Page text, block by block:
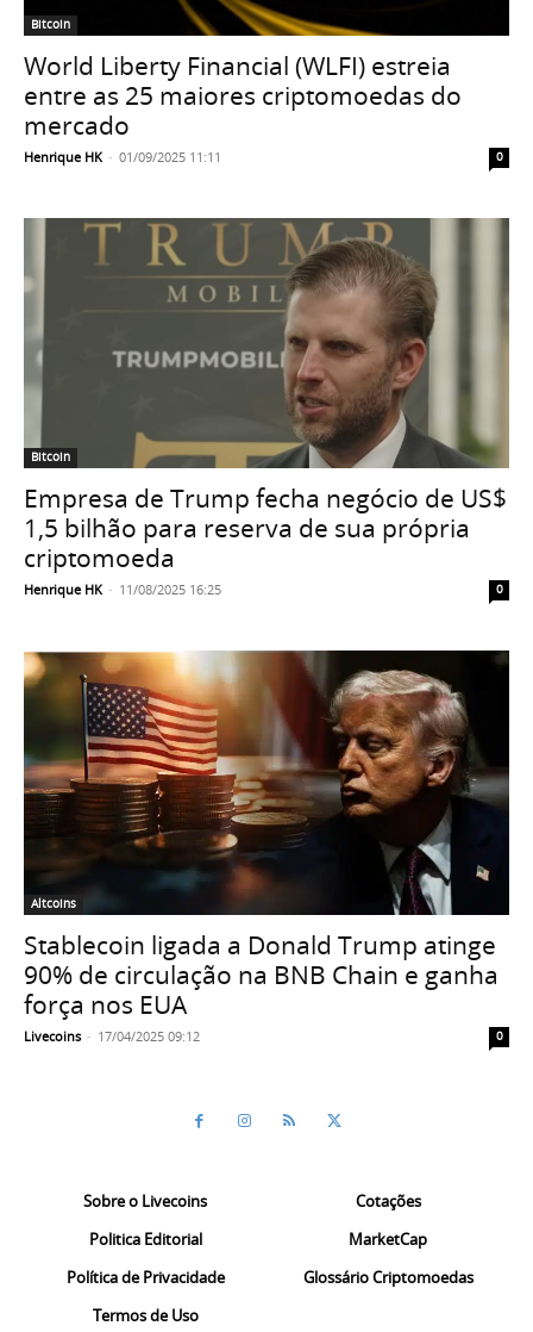
Bitcoin
World Liberty Financial (WLFI) estreia
entre as 25 maiores criptomoedas do
mercado
Henrique HK - 01/09/2025 11:11 0
Bitcoin
Empresa de Trump fecha negócio de US$
1,5 bilhão para reserva de sua própria
criptomoeda
Henrique HK - 11/08/2025 16:25 0
Altcoins
Stablecoin ligada a Donald Trump atinge
90% de circulação na BNB Chain e ganha
força nos EUA
Livecoins - 17/04/2025 09:12 0
Sobre o Livecoins
Politica Editorial
Política de Privacidade
Termos de Uso
Cotações
MarketCap
Glossário Criptomoedas